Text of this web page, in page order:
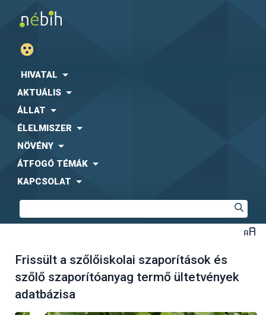
HIVATAL
AKTUÁLIS
ÁLLAT
ÉLELMISZER
NÖVÉNY
ÁTFOGÓ TÉMÁK
KAPCSOLAT
Frissült a szőlőiskolai szaporítások és
szőlő szaporítóanyag termő ültetvények
adatbázisa